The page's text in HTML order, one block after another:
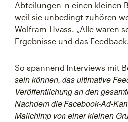
Abteilungen in einen kleinen
weil sie unbedingt zuhören
Wolfram-Hvass. „Alle waren
Ergebnisse und das
So spannend Interviews mit
sein können, das ultimative
Veröffentlichung an den
Nachdem die Facebook-Ad-
Mailchimp von einer kleinen